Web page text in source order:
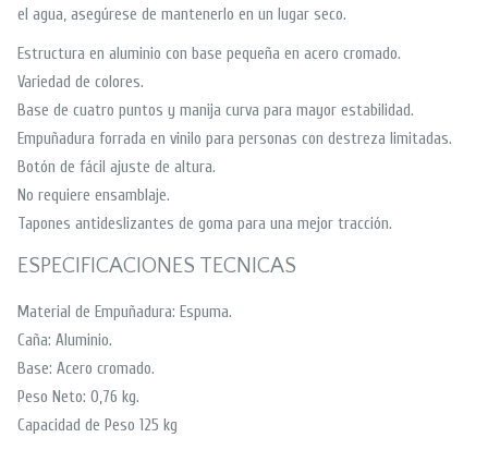
el agua, asegúrese de mantenerlo en un lugar seco.
Estructura en aluminio con base pequeña en acero cromado.
Variedad de colores.
Base de cuatro puntos y manija curva para mayor estabilidad.
Empuñadura forrada en vinilo para personas con destreza limitadas.
Botón de fácil ajuste de altura.
No requiere ensamblaje.
Tapones antideslizantes de goma para una mejor tracción.
ESPECIFICACIONES TECNICAS
Material de Empuñadura: Espuma.
Caña: Aluminio.
Base: Acero cromado.
Peso Neto: 0,76 kg.
Capacidad de Peso 125 kg